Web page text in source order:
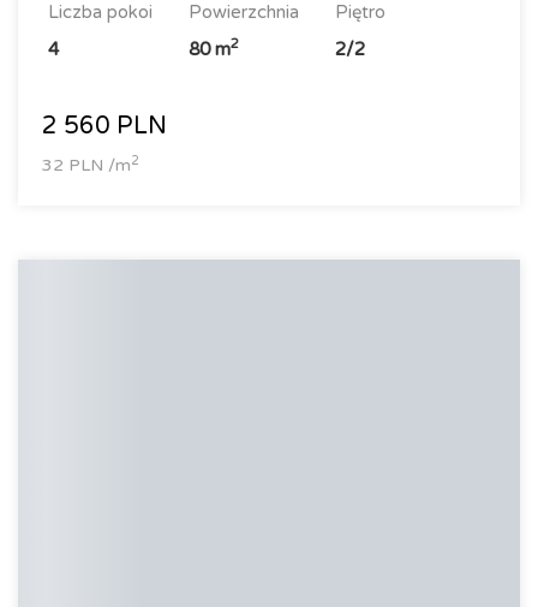
liczba pokoi
4
powierzchnia
80 m2
piętro
2/2
2 560 PLN
32 PLN /m2